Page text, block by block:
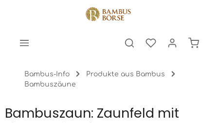
Bambus-Info
Produkte aus Bambus
Bambuszäune
Bambuszaun: Zaunfeld mit